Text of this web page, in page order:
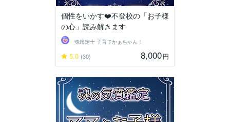
個性をいかす❤️不登校の「お子様
の心」読み解きます
魂鑑定士 子育てかぁちゃん！
5.0 (30) 8,000円